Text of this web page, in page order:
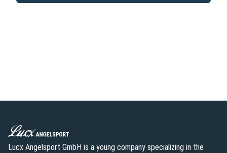
Lucx Angelsport GmbH is a young company specializing in the